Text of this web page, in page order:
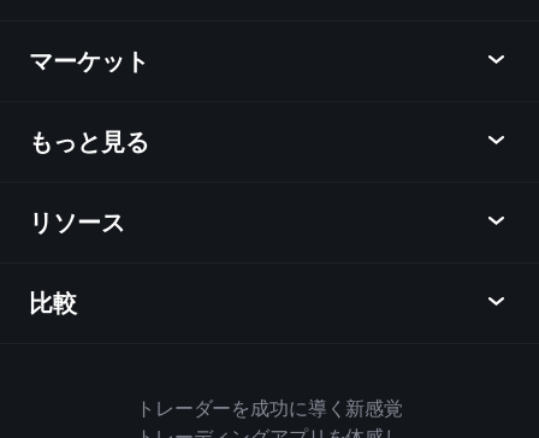
チャート
ニュース
ラーニングハブ
メッセンジャー
マーケット
概要
外国為替
指数
もっと見る
アフィリエイトプログラム
企業情報
Playtradeについて
リソース
ヘルプセンター
ハウスルール
比較
トレーダーを成功に導く新感覚